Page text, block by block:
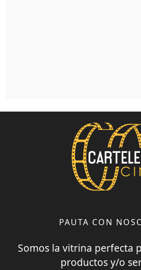
PAUTA CON
Somos la vitrina perfecta
productos y/o